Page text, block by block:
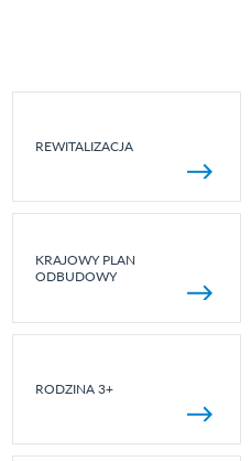
REWITALIZACJA
KRAJOWY PLAN
ODBUDOWY
RODZINA 3+